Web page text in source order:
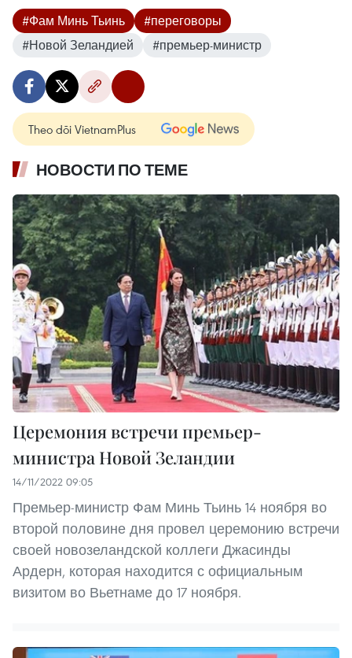
#Фам Минь Тьинь
#переговоры
#Новой Зеландией
#премьер-министр
Theo dõi VietnamPlus
НОВОСТИ ПО ТЕМЕ
Церемония встречи премьер-
министра Новой Зеландии
14/11/2022 09:05
Премьер-министр Фам Минь Тьинь 14 ноября во
второй половине дня провел церемонию встречи
своей новозеландской коллеги Джасинды
Ардерн, которая находится с официальным
визитом во Вьетнаме до 17 ноября.